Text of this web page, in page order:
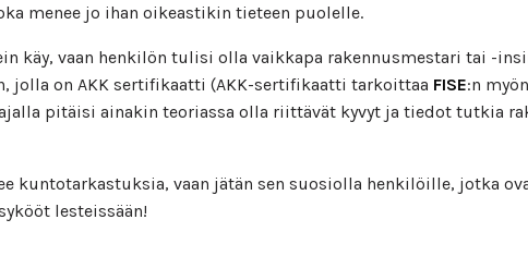
menee jo ihan oikeastikin tieteen puolelle.
käy, vaan henkilön tulisi olla vaikkapa rakennusmestari tai -
jolla on AKK sertifikaatti (AKK-sertifikaatti tarkoittaa FISE:n
pitäisi ainakin teoriassa olla riittävät kyvyt ja tiedot tutkia
kuntotarkastuksia, vaan jätän sen suosiolla henkilöille, jotka
lesteissään!